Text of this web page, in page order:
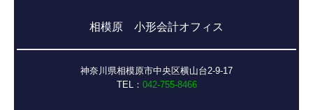
相模原 小形会計オフィス
神奈川県相模原市中央区横山台2-9-17
TEL： 042-755-8466